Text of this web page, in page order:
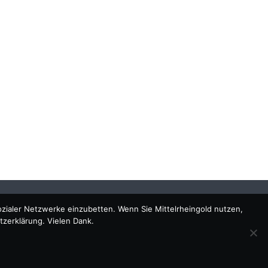
Netzwerke einzubetten. Wenn Sie Mittelrheingold nutzen,
Vielen Dank.